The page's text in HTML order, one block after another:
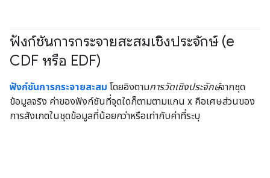
ฟังก์ชันการกระจายสะสมเชิงประจักษ์ (e
CDF หรือ EDF)
ฟังก์ชันการกระจายสะสม โดยอิงตามการวัดเชิงประจักษ์จากชุด
ข้อมูลจริง ค่าของฟังก์ชันที่จุดใดก็ตามตามแกน x คือเศษส่วนของ
การสังเกตในชุดข้อมูลที่น้อยกว่าหรือเท่ากับค่าที่ระบุ